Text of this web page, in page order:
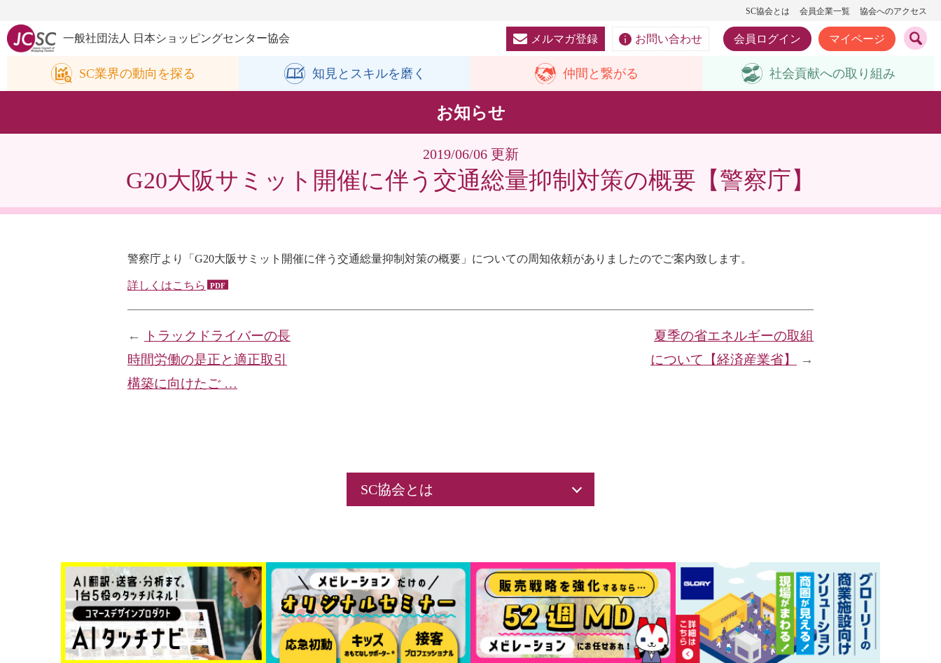
SC協会とは 会員企業一覧 協会へのアクセス
一般社団法人 日本ショッピングセンター協会 メルマガ登録 お問い合わせ 会員ログイン マイページ
SC業界の動向を探る 知見と スキルを磨く 仲間と 繋がる 社会貢献への取り組み
お知らせ
2019/06/06 更新
G20大阪サミット開催に伴う交通総量抑制対策の概要【警察庁】
警察庁より「G20大阪サミット開催に伴う交通総量抑制対策の概要」についての周知依頼がありましたのでご案内致します。
詳しくはこちら
夏季の省エネルギーの取組
について【経済産業省】
→
←
トラックドライバーの長
時間労働の是正と適正取引
構築に向けたご …
SC協会とは